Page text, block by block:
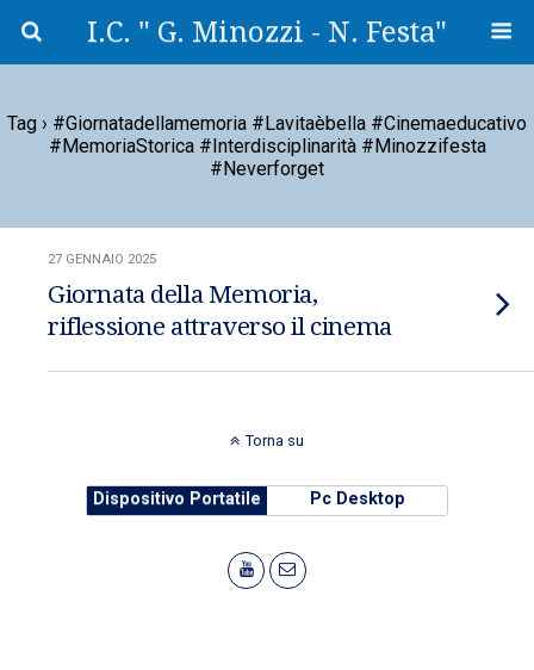
I.C. " G. Minozzi - N. Festa"
Tag › #giornatadellamemoria #lavitaèbella #cinemaeducativo
#MemoriaStorica #interdisciplinarità #minozzifesta
#neverforget
27 GENNAIO 2025
Giornata della Memoria,
riflessione attraverso il cinema
Torna su
Dispositivo Portatile Pc Desktop